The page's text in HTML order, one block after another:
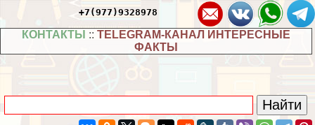
+7(977)9328978
КОНТАКТЫ :: TELEGRAM-КАНАЛ ИНТЕРЕСНЫЕ
ФАКТЫ